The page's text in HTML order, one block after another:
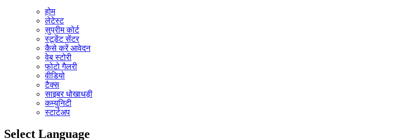
होम
लेटेस्ट
सुप्रीम कोर्ट
स्टूडेंट सेंटर
कैसे करें आवेदन
वेब स्टोरी
फोटो गैलरी
वीडियो
टैक्स
साइबर धोखाधड़ी
कम्युनिटी
स्टार्टअप
Select Language